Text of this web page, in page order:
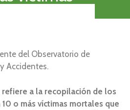
del Observatorio de
Accidentes.
a la recopilación de los
o más víctimas mortales que